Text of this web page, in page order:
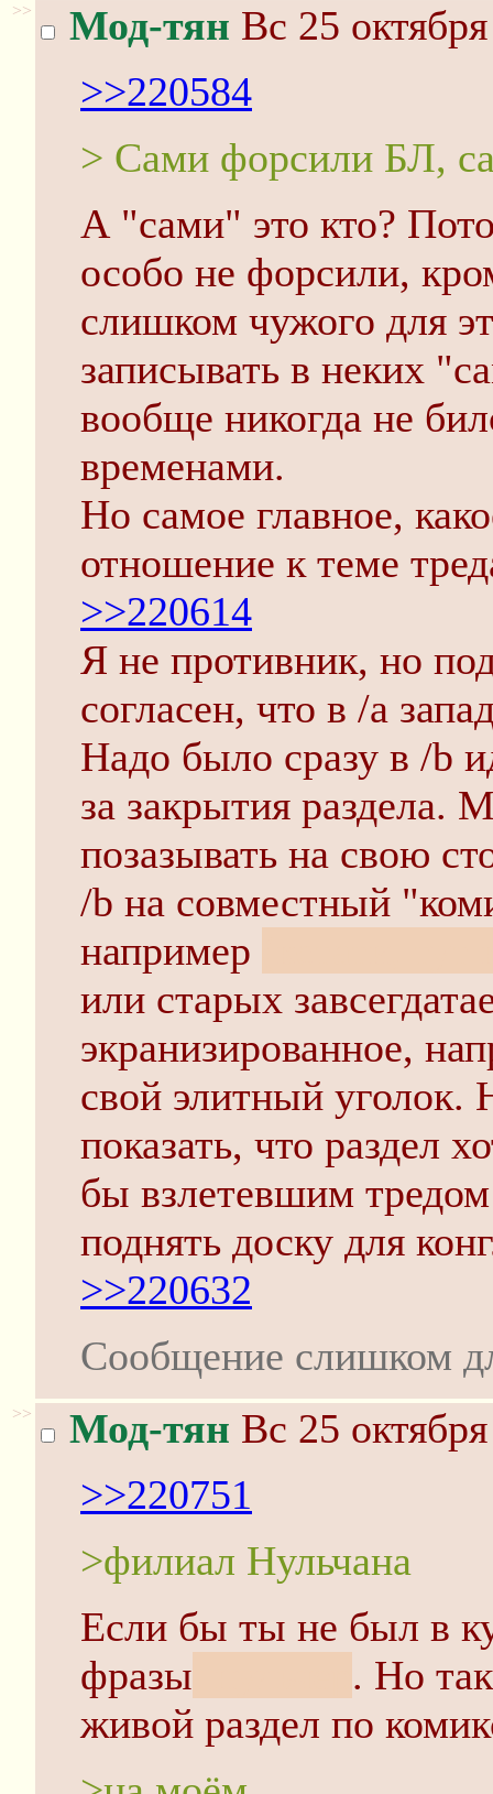
>> Мод-тян Вс 25
>>220584
> Сами форсили БЛ,
А "сами" это кто?
особо не форсили,
слишком чужого для
записывать в неких
вообще никогда не
временами.
Но самое главное,
отношение к теме
>>220614
Я не противник, но
согласен, что в /a
Надо было сразу в /b
за закрытия раздела.
позазывать на свою
/b на совместный
например
или старых
экранизированное,
свой элитный уголок.
показать, что раздел
бы взлетевшим
поднять доску для
>>220632
Сообщение слишком
>> Мод-тян Вс 25
>>220751
>филиал Нульчана
Если бы ты не был в
фразы
. Но
живой раздел по